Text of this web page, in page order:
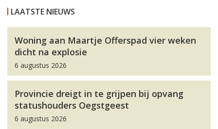
LAATSTE NIEUWS
Woning aan Maartje Offerspad vier weken
dicht na explosie
6 augustus 2026
Provincie dreigt in te grijpen bij opvang
statushouders Oegstgeest
6 augustus 2026